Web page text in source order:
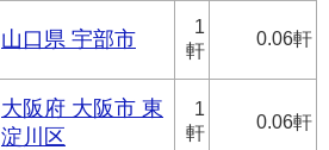
山口県 宇部市
1
軒
0.06軒
大阪府 大阪市 東
淀川区
1
軒
0.06軒